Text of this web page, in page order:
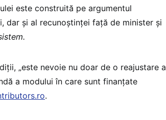
este construită pe argumentul
dar și al recunoștinței față de minister și
„este nevoie nu doar de o reajustare a
a modului în care sunt finanțate
.